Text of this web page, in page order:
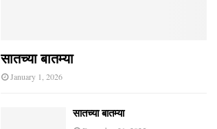
सातच्या बातम्या
January 1, 2026
सातच्या बातम्या